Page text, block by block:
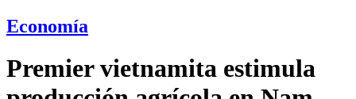
Economía
Premier vietnamita estimula